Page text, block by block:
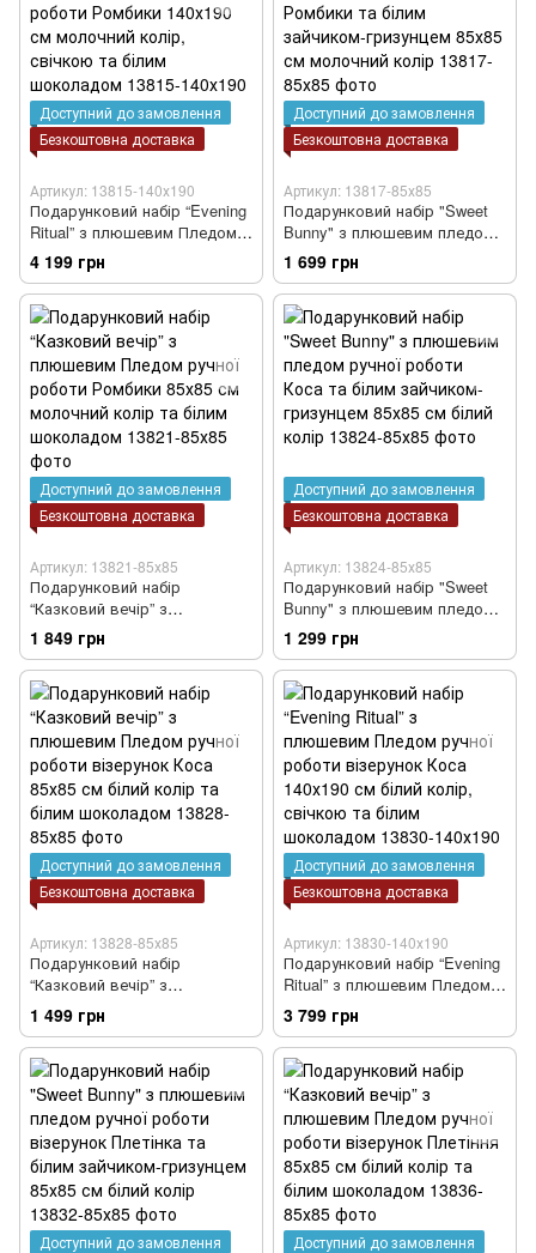
Доступний до замовлення
Безкоштовна доставка
Артикул: 13815-140х190
Подарунковий набір “Evening
Ritual” з плюшевим Пледом
ручної роботи Ромбики
140х190 см молочний колір,
свічкою та білим шоколадом
4 199 грн
Доступний до замовлення
Безкоштовна доставка
Артикул: 13817-85х85
Подарунковий набір "Sweet
Bunny" з плюшевим пледом
ручної роботи Ромбики та
білим зайчиком-гризунцем
85х85 см молочний колір
1 699 грн
Доступний до замовлення
Безкоштовна доставка
Артикул: 13821-85х85
Подарунковий набір
“Казковий вечір” з
плюшевим Пледом ручної
роботи Ромбики 85х85 см
молочний колір та білим
шоколадом
1 849 грн
Доступний до замовлення
Безкоштовна доставка
Артикул: 13824-85х85
Подарунковий набір "Sweet
Bunny" з плюшевим пледом
ручної роботи Коса та білим
зайчиком-гризунцем 85х85 см
білий колір
1 299 грн
Доступний до замовлення
Безкоштовна доставка
Артикул: 13828-85х85
Подарунковий набір
“Казковий вечір” з
плюшевим Пледом ручної
роботи візерунок Коса 85х85
см білий колір та білим
шоколадом
1 499 грн
Доступний до замовлення
Безкоштовна доставка
Артикул: 13830-140х190
Подарунковий набір “Evening
Ritual” з плюшевим Пледом
ручної роботи візерунок
Коса 140х190 см білий колір,
свічкою та білим шоколадом
3 799 грн
Доступний до замовлення
Доступний до замовлення